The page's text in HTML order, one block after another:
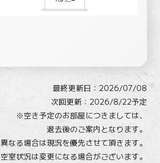
最終更新日： 2026/07/08
次回更新：2026/8/22予定
※空き予定のお部屋につきましては、
退去後のご案内となります。
なる場合は現況を優先させて頂きます。
室状況は変更になる場合がございます。